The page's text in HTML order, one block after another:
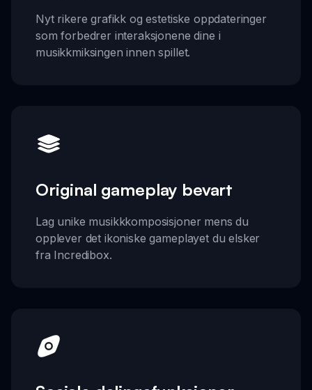
Nyt rikere grafikk og estetiske oppdateringer
som forbedrer interaksjonene dine i
musikkmiksingen innen spillet.
Original gameplay bevart
Lag unike musikkkomposisjoner mens du
opplever det ikoniske gameplayet du elsker
fra Incredibox.